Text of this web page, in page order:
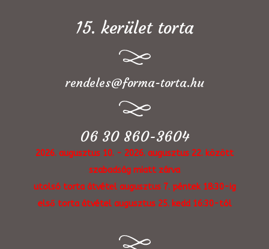
15. kerület torta
rendeles@forma-torta.hu
06 30 860-3604
2026. augusztus 10. - 2026. augusztus 22. között
szabadság miatt zárva
utolsó torta átvétel augusztus 7. péntek 18:30-ig
első torta átvétel augusztus 25. kedd 16:30-tól